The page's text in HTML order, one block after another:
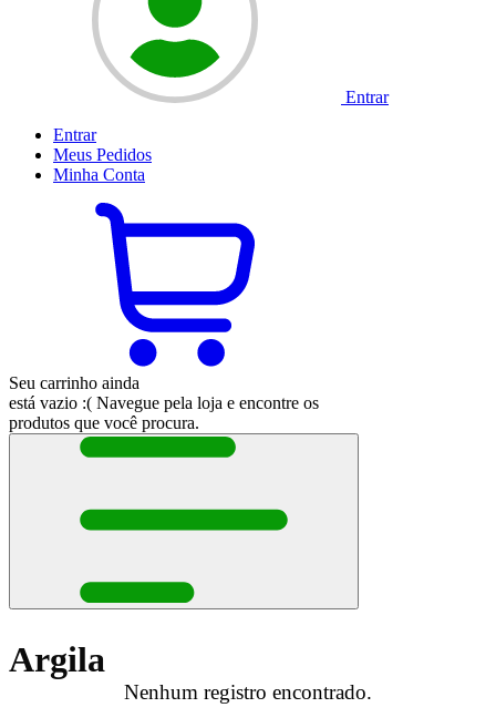
Entrar
Entrar
Meus Pedidos
Minha Conta
Seu carrinho ainda
está vazio :( Navegue pela loja e encontre os
produtos que você procura.
Argila
Nenhum registro encontrado.